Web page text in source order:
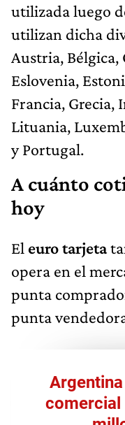
utilizada luego
utilizan dicha
Austria, Bélgica,
Eslovenia,
Francia, Grecia,
Lituania,
y Portugal.
A cuánto
hoy
El euro tarjeta
opera en el
punta
punta
comercial